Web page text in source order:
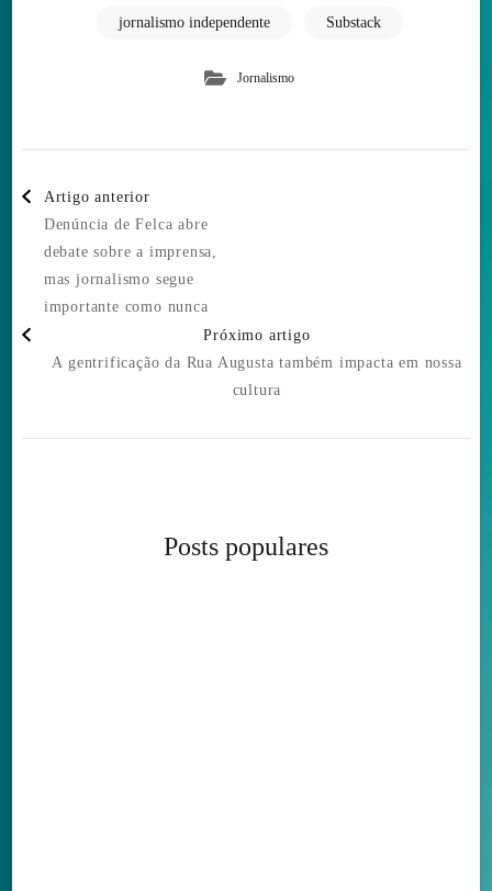
jornalismo independente Substack
Jornalismo
Post
Navigation
Artigo anterior
Denúncia de Felca abre
debate sobre a imprensa,
mas jornalismo segue
importante como nunca
Próximo artigo
A gentrificação da Rua Augusta também impacta em nossa
cultura
Posts populares